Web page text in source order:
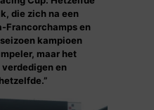
die zich na een
Francorchamps en
kampioen
maar het
en